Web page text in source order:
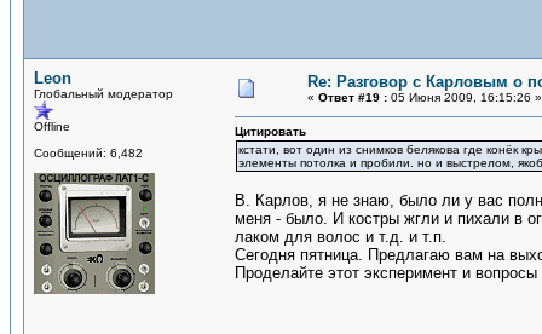
Leon
Глобальный модератор
Offline
Сообщений: 6,482
Re: Разговор с Карловым о
« Ответ #19 : 05 Июня 2009, 16:15:26 »
Цитировать
кстати, вот один из снимков белякова где конёк
элементы потолка и пробили. но и выстрелом,
В. Карлов, я не знаю, было ли у вас
меня - было. И костры жгли и пихали в
лаком для волос и т.д. и т.п.
Сегодня пятница. Предлагаю вам на
Проделайте этот эксперимент и